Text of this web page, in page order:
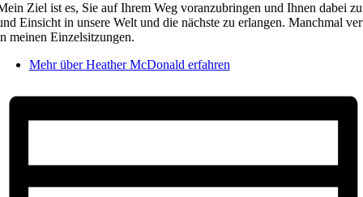
Ziel ist es, Sie auf Ihrem Weg voranzubringen und Ihnen dabei
Einsicht in unsere Welt und die nächste zu erlangen. Manchmal
meinen Einzelsitzungen.
Mehr über Heather McDonald erfahren